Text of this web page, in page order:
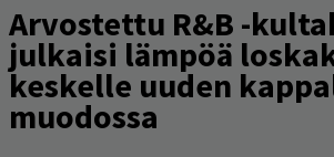
Arvostettu R&B -
julkaisi lämpöä
keskelle uuden
muodossa